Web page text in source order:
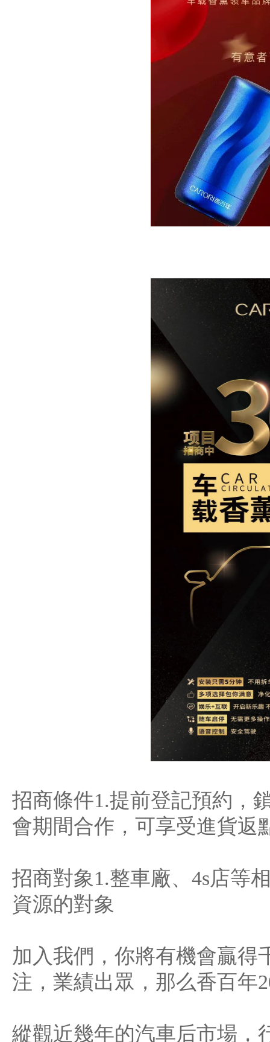
招商條件1.提前登記預約，
會期間合作，可享受進貨返
招商對象1.整車廠、4s店等
資源的對象
加入我們，你將有機會贏得
注，業績出眾，那么香百年
縱觀近幾年的汽車后市場，